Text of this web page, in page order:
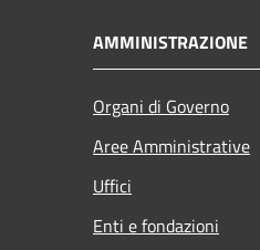
AMMINISTRAZIONE
Organi di Governo
Aree Amministrative
Uffici
Enti e fondazioni